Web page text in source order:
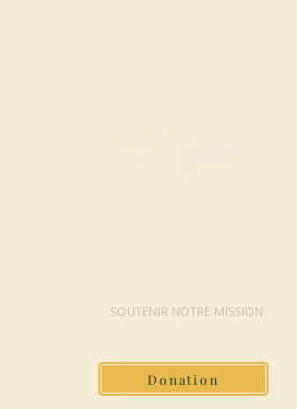
SOUTENIR NOTRE MISSION
Donation